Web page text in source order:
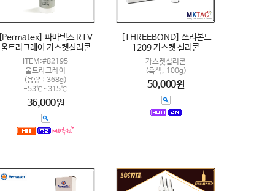
[Permatex] 파마텍스 RTV
울트라그레이 가스켓실리콘
ITEM:#82195
울트라그레이
(용량 : 368g)
-53℃~315℃
36,000원
[THREEBOND] 쓰리본드
1209 가스켓 실리콘
가스켓실리콘
(흑색, 100g)
50,000원